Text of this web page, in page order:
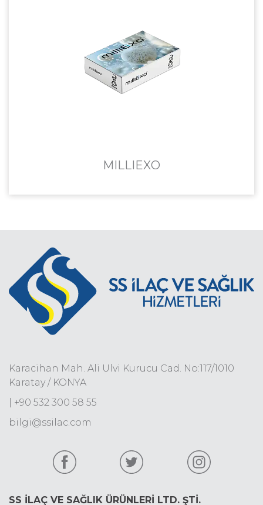
MILLIEXO
Karacihan Mah. Ali Ulvi Kurucu Cad. No:117/1010
Karatay / KONYA
| +90 532 300 58 55
bilgi@ssilac.com
SS İLAÇ VE SAĞLIK ÜRÜNLERİ LTD. ŞTİ.